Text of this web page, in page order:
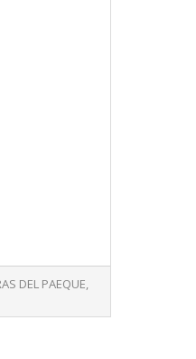
DEL PAEQUE